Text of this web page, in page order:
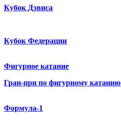
Кубок Дэвиса
Кубок Федерации
Фигурное катание
Гран-при по фигурному катанию
Формула-1